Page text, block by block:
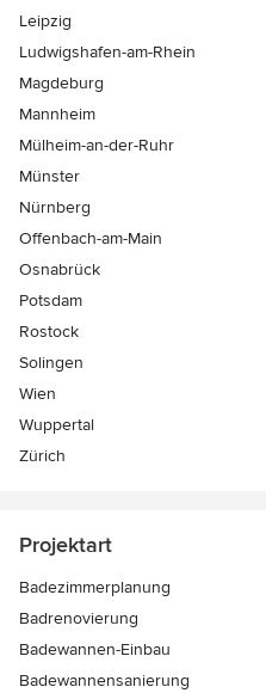
Leipzig
Ludwigshafen-am-Rhein
Magdeburg
Mannheim
Mülheim-an-der-Ruhr
Münster
Nürnberg
Offenbach-am-Main
Osnabrück
Potsdam
Rostock
Solingen
Wien
Wuppertal
Zürich
Projektart
Badezimmerplanung
Badrenovierung
Badewannen-Einbau
Badewannensanierung